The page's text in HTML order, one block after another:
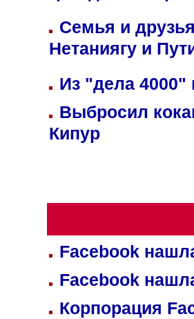
Семья и
Нетаниягу и
Из "дела 4000"
Выбросил
Кипур
Facebook
Facebook
Корпорация